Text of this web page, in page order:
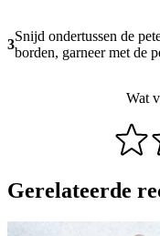
3
Snijd ondertussen de
borden, garneer met de
Wat
Gerelateerde